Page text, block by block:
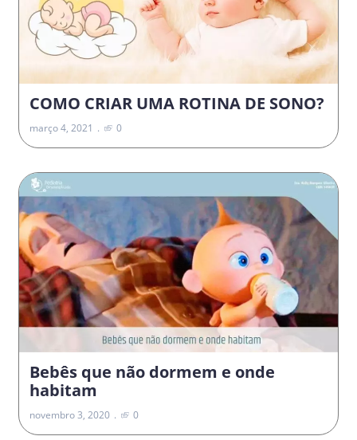
COMO CRIAR UMA ROTINA DE SONO?
março 4, 2021 0
Bebês que não dormem e onde
habitam
novembro 3, 2020 0